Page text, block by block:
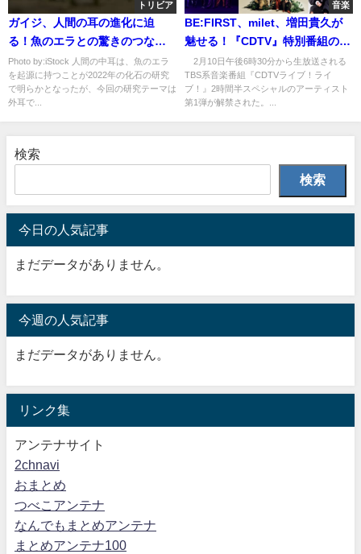
トリビア
ガイジ、人間の耳の進化に迫
る！魚のエラとの驚きのつなが
り
Photo by:iStock 人間の中耳は、魚のエラ
を起源に持つことが2022年の化石の研究
で明らかとなったが、今回の研究テーマは
外耳で...
音楽
BE:FIRST、milet、増田貴久が
魅せる！『CDTV』特別番組の見
どころとは？
2月10日午後6時30分から生放送される
TBS系音楽番組『CDTVライブ！ライ
ブ！』2時間半スペシャルのアーティスト
第1弾が解禁された。...
検索
検索
今日の人気記事
まだデータがありません。
今週の人気記事
まだデータがありません。
リンク集
アンテナサイト
2chnavi
おまとめ
つべこアンテナ
なんでもまとめアンテナ
まとめアンテナ100